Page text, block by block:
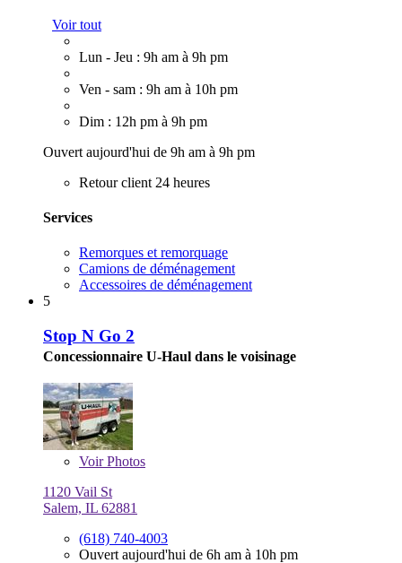
Voir tout
Lun - Jeu : 9h am à 9h pm
Ven - sam : 9h am à 10h pm
Dim : 12h pm à 9h pm
Ouvert aujourd'hui de 9h am à 9h pm
Retour client 24 heures
Services
Remorques et remorquage
Camions de déménagement
Accessoires de déménagement
5
Stop N Go 2
Concessionnaire U-Haul dans le voisinage
VoirPhotos
1120 Vail St
Salem, IL 62881
(618) 740-4003
Ouvert aujourd'hui de 6h am à 10h pm